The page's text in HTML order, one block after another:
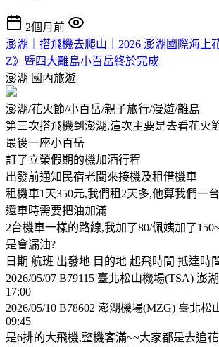
2個月前
澎湖｜搭飛機去爬山｜2026 澎湖國際海上
Z》暨四大離島小百岳終於完成
澎湖 國內旅遊
澎湖/花火節/小百岳/親子旅行/漫遊/離島
第三次搭飛機到澎湖,這次主要是去看花火
最後一座小百岳
訂了立榮假期的機加酒行程
出發前通知民宿老闆來接機及租借機車
租機車1天350元,我們租2天多,他算我們一
還車時需要把油加滿
2台機車一樣的路線,我加了80/佩姨加了
是會漏油?
日期 航班 出發地 目的地 起飛時間 抵達時
2026/05/07 B7­9115 臺北松山機場(TSA) 澎
17:00
2026/05/10 B7­8602 澎湖機場(MZG) 臺北松
09:45
是6排的大飛機,整機客滿~~大家都是去追